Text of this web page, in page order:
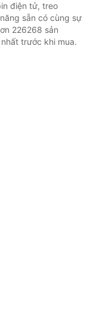
điện tử, treo
sẵn có cùng sự
226268 sản
trước khi mua.